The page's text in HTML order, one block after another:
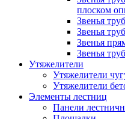
плоском
Звенья
Звенья
Звенья
Звенья
Утяжелители
Утяжелители
Утяжелители
Элементы лестниц
Панели